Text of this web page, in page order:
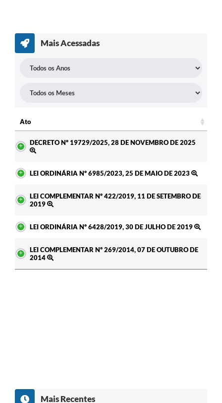
Mais Acessadas
Ato
DECRETO Nº 19729/2025, 28 DE NOVEMBRO DE 2025
LEI ORDINÁRIA Nº 6985/2023, 25 DE MAIO DE 2023
LEI COMPLEMENTAR Nº 422/2019, 11 DE SETEMBRO DE
2019
LEI ORDINÁRIA Nº 6428/2019, 30 DE JULHO DE 2019
LEI COMPLEMENTAR Nº 269/2014, 07 DE OUTUBRO DE
2014
Mais Recentes